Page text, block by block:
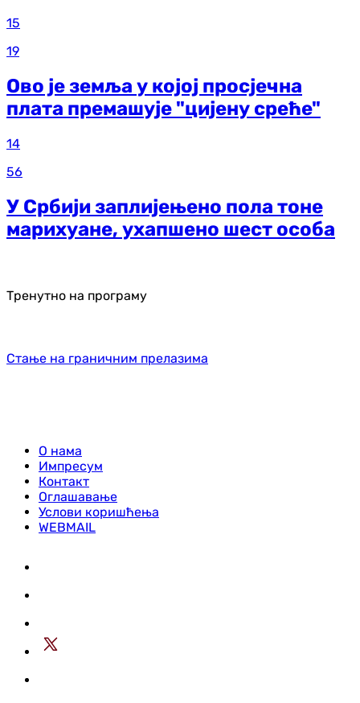
15
19
Ово је земља у којој просјечна
плата премашује "цијену среће"
14
56
У Србији заплијењено пола тоне
марихуане, ухапшено шест особа
Тренутно на програму
Стање на граничним прелазима
О нама
Импресум
Контакт
Оглашавање
Услови коришћења
WEBMAIL